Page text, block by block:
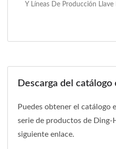
Y Líneas De Producción
Descarga del
Puedes obtener el catálogo
serie de productos de Ding-
siguiente enlace.